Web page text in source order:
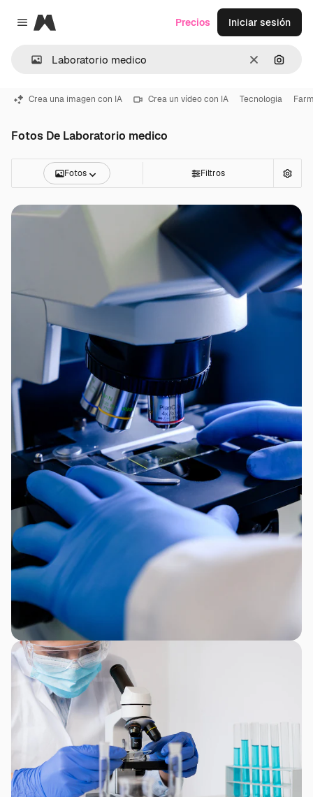
Close menu
Magnific
Borrar
Precios Iniciar sesión
Crea una imagen con IA Crea un vídeo con IA Tecnologia
Fotos De Laboratorio medico
Fotos Filtros